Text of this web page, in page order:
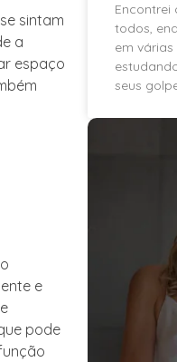
sintam
a
espaço
e
pode
Encontrei
todos,
em
seus